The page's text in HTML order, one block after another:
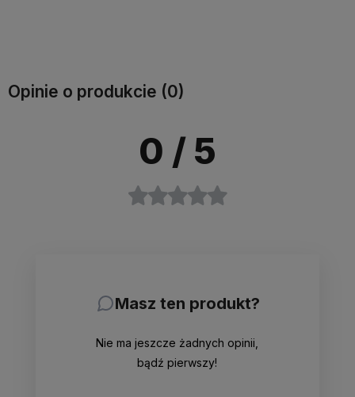
Opinie o produkcie (0)
0 / 5
Masz ten produkt?
Nie ma jeszcze żadnych opinii,
bądź pierwszy!